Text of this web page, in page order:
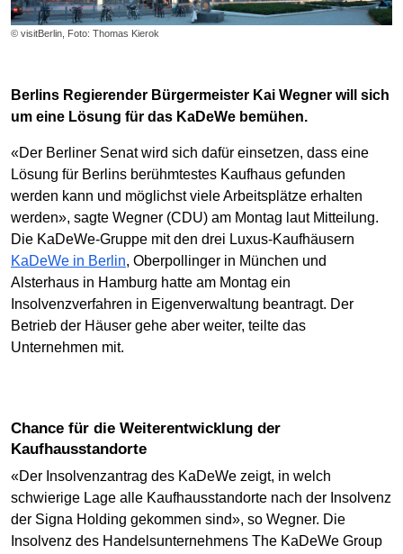
© visitBerlin, Foto: Thomas Kierok
Berlins Regierender Bürgermeister Kai Wegner will sich
um eine Lösung für das KaDeWe bemühen.
«Der Berliner Senat wird sich dafür einsetzen, dass eine
Lösung für Berlins berühmtestes Kaufhaus gefunden
werden kann und möglichst viele Arbeitsplätze erhalten
werden», sagte Wegner (CDU) am Montag laut Mitteilung.
Die KaDeWe-Gruppe mit den drei Luxus-Kaufhäusern
KaDeWe in Berlin, Oberpollinger in München und
Alsterhaus in Hamburg hatte am Montag ein
Insolvenzverfahren in Eigenverwaltung beantragt. Der
Betrieb der Häuser gehe aber weiter, teilte das
Unternehmen mit.
Chance für die Weiterentwicklung der
Kaufhausstandorte
«Der Insolvenzantrag des KaDeWe zeigt, in welch
schwierige Lage alle Kaufhausstandorte nach der Insolvenz
der Signa Holding gekommen sind», so Wegner. Die
Insolvenz des Handelsunternehmens The KaDeWe Group